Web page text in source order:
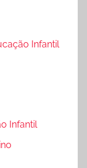
Infantil
Infantil